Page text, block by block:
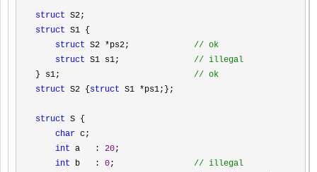
struct
struct S1 {
struct S2 *ps2; // ok
struct S1 s1; // illegal
} s1; // ok
struct S2 { struct S1 *ps1;};
struct S {
char c;
int a   : 20;
int b   : 0; // illegal